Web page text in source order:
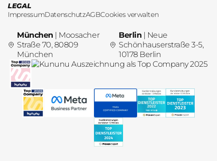
LEGAL
ImpressumDatenschutzAGBCookies verwalten
München | Moosacher
Straße 70, 80809
München
Berlin | Neue
Schönhauserstraße 3-5,
10178 Berlin